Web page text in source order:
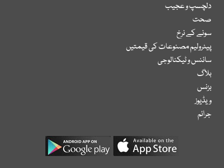
دلچسپ و عجیب
صحت
سونے کے نرخ
پیٹرولیم مصنوعات کی قیمتیں
سائنس و ٹیکنالوجی
بلاگ
بزنس
ویڈیوز
جرائم